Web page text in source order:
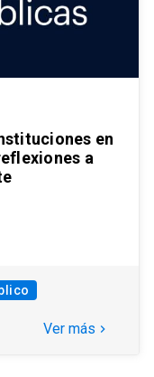
en
a
Ver más keyboard_arrow_right